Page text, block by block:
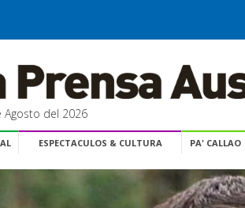
Agosto del 2026
ESPECTACULOS & CULTURA PA' CALLAO